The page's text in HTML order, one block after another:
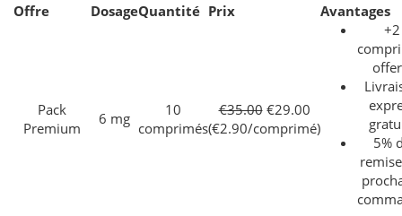
Offre
DosageQuantité Prix Avantages
Pack
Premium
6 mg
10
comprimés
€35.00€29.00
(€2.90/comprimé)
+2
5%